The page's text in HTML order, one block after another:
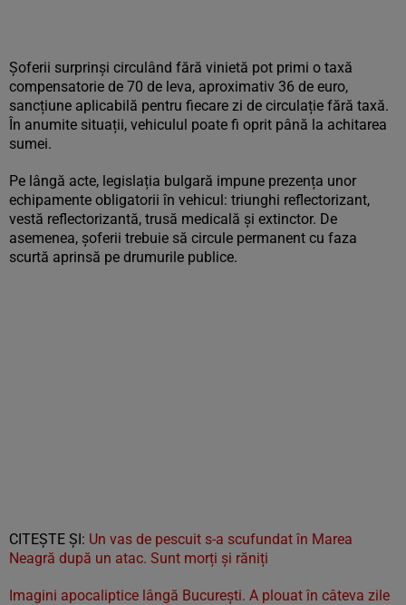
Șoferii surprinși circulând fără vinietă pot primi o taxă
compensatorie de 70 de leva, aproximativ 36 de euro,
sancțiune aplicabilă pentru fiecare zi de circulație fără taxă.
În anumite situații, vehiculul poate fi oprit până la achitarea
sumei.
Pe lângă acte, legislația bulgară impune prezența unor
echipamente obligatorii în vehicul: triunghi reflectorizant,
vestă reflectorizantă, trusă medicală și extinctor. De
asemenea, șoferii trebuie să circule permanent cu faza
scurtă aprinsă pe drumurile publice.
CITEŞTE ŞI: Un vas de pescuit s-a scufundat în Marea
Neagră după un atac. Sunt morți și răniți
Imagini apocaliptice lângă București. A plouat în câteva zile